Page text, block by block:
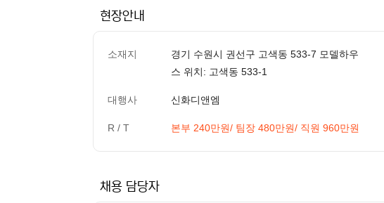
현장안내
소재지
경기 수원시 권선구 고색동 533-7 모델하우
스 위치: 고색동 533-1
대행사 신화디앤엠
R / T 본부 240만원/ 팀장 480만원/ 직원 960만원
채용 담당자